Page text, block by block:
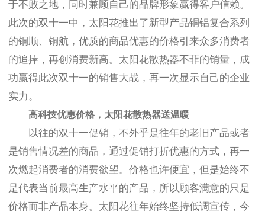
于不败之地，同时兼顾自己的品牌形象赢得客户信赖。
此次的双十一中，太阳花推出了新型产品铜铝复合系列
的铜顺、铜航，优质的商品优惠的价格引来众多消费者
的追捧，再创消费新高。太阳花散热器不菲的销量，成
功赢得此次双十一的销售大战，再一次显示自己的企业
实力。
高科技优惠价格，太阳花散热器送温暖
以往的双十一促销，不外乎是往年的老旧产品或者
是销售情况差的商品，通过促销打折优惠的方式，再一
次燃起消费者的消费欲望。价格也许便宜，但是始终不
是代表当前最高生产水平的产品，所以顾客满意的只是
价格而非产品本身。太阳花往年始终坚持低调宣传，今